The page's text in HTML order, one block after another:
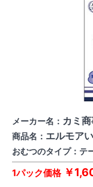
メーカー名： カミ
商品名： エルモア
おむつのタイプ：テ
1パック価格￥